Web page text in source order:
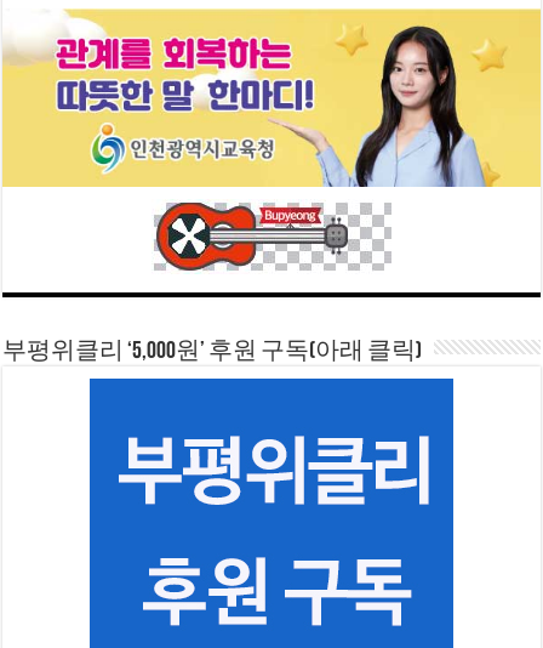
부평위클리 ‘5,000원’ 후원 구독(아래 클릭)